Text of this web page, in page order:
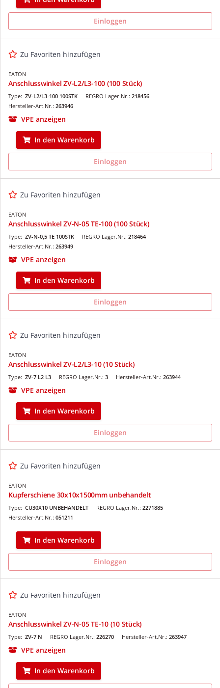
Einloggen
Zu Favoriten hinzufügen
EATON
Anschlusswinkel ZV-L2/L3-100 (100 Stück)
REGRO Lager.Nr.: 218456
Type: ZV-L2/L3-100 100STK
Hersteller-Art.Nr.: 263946
VPE anzeigen
In den Warenkorb
Einloggen
Zu Favoriten hinzufügen
EATON
Anschlusswinkel ZV-N-05 TE-100 (100 Stück)
REGRO Lager.Nr.: 218464
Type: ZV-N-0,5 TE 100STK
Hersteller-Art.Nr.: 263949
VPE anzeigen
In den Warenkorb
Einloggen
Zu Favoriten hinzufügen
EATON
Anschlusswinkel ZV-L2/L3-10 (10 Stück)
REGRO Lager.Nr.: 3
Type: ZV-7 L2 L3 Hersteller-Art.Nr.: 263944
VPE anzeigen
In den Warenkorb
Einloggen
Zu Favoriten hinzufügen
EATON
Kupferschiene 30x10x1500mm unbehandelt
REGRO Lager.Nr.: 2271885
Type: CU30X10 UNBEHANDELT
Hersteller-Art.Nr.: 051211
In den Warenkorb
Einloggen
Zu Favoriten hinzufügen
EATON
Anschlusswinkel ZV-N-05 TE-10 (10 Stück)
REGRO Lager.Nr.: 226270
Type: ZV-7 N Hersteller-Art.Nr.: 263947
VPE anzeigen
In den Warenkorb